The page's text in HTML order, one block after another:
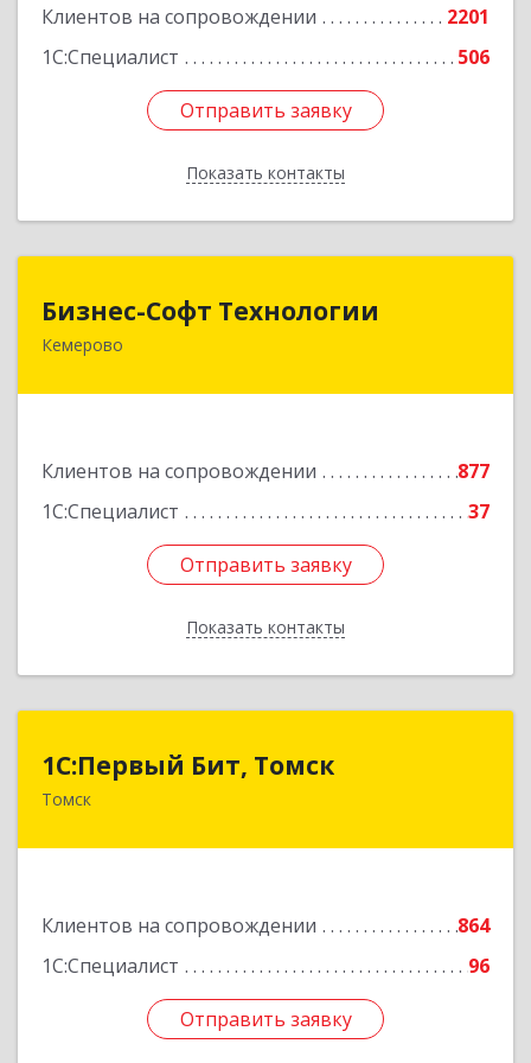
Клиентов на сопровождении
2201
1С:Специалист
506
Отправить заявку
Показать контакты
Отправить заявку
Назад
Бизнес-Софт Технологии
Кемерово
Клиентов на сопровождении
877
1С:Специалист
37
Отправить заявку
Показать контакты
Бизнес-Софт Технологии
650992, Кемеровская область - Кузбасс обл,
Отправить заявку
Назад
1С:Первый Бит, Томск
Томск
Клиентов на сопровождении
864
1С:Специалист
96
Отправить заявку
634041, Томская обл, Томск г, Кирова пр-кт,
Отправить заявку